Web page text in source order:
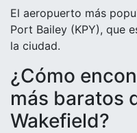
El aeropuerto más
Port Bailey (KPY), que
la ciudad.
¿Cómo
más baratos
Wakefield?